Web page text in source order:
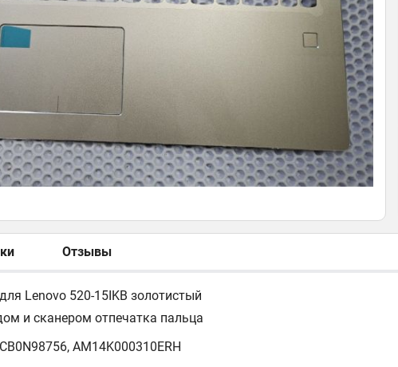
Отзывы
Lenovo 520-15IKB золотистый
и сканером отпечатка пальца
AM14K000310ERH